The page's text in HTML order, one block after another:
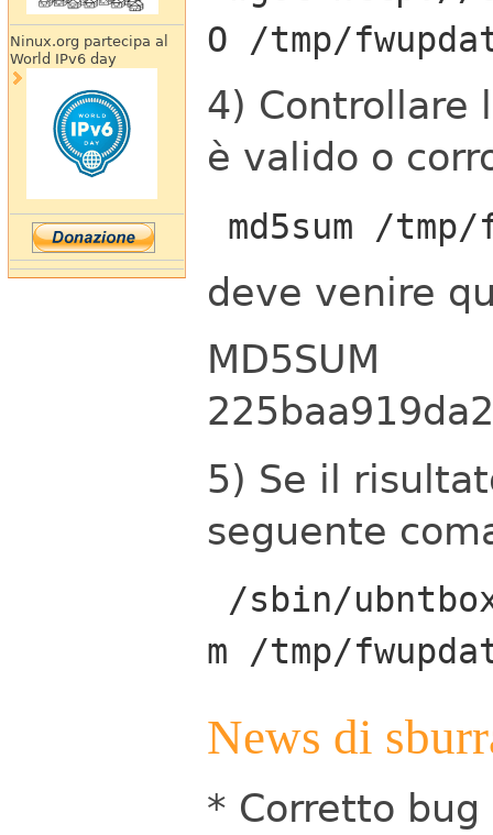
Ninux.org partecipa al
World IPv6 day
O /tmp/
4) Controllare
è valido o
md5sum /
deve venire
MD5SUM
5) Se il
seguente
/sbin/
m /tmp/
News di
* Corretto